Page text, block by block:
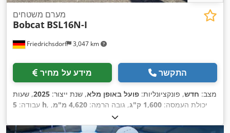
Friedrichsdorf 3,047 km
מערם משטחים
Bobcat BSL16N-I
מידע על מחיר התקשר
מצב: חדש, פונקציונליות: פועל באופן מלא, שנת ייצור: 2025, שעות
עבודה: 5 h , יכולת העמסה: 1,600 ק"ג , גובה הרמה: 4,620 מ"מ
,
, סוג דלק:
גובה בנייה:2,108 מ"מ , אורך המזלג:1,150 מ"מ
, משקל עצמי: